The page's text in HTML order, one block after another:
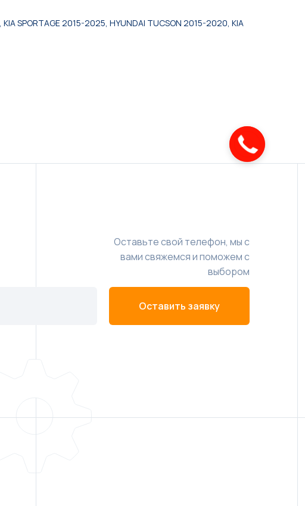
SPORTAGE 2015-2025, HYUNDAI TUCSON 2015-2020, KIA
Оставьте свой телефон, мы с
вами свяжемся и поможем с
выбором
Оставить заявку